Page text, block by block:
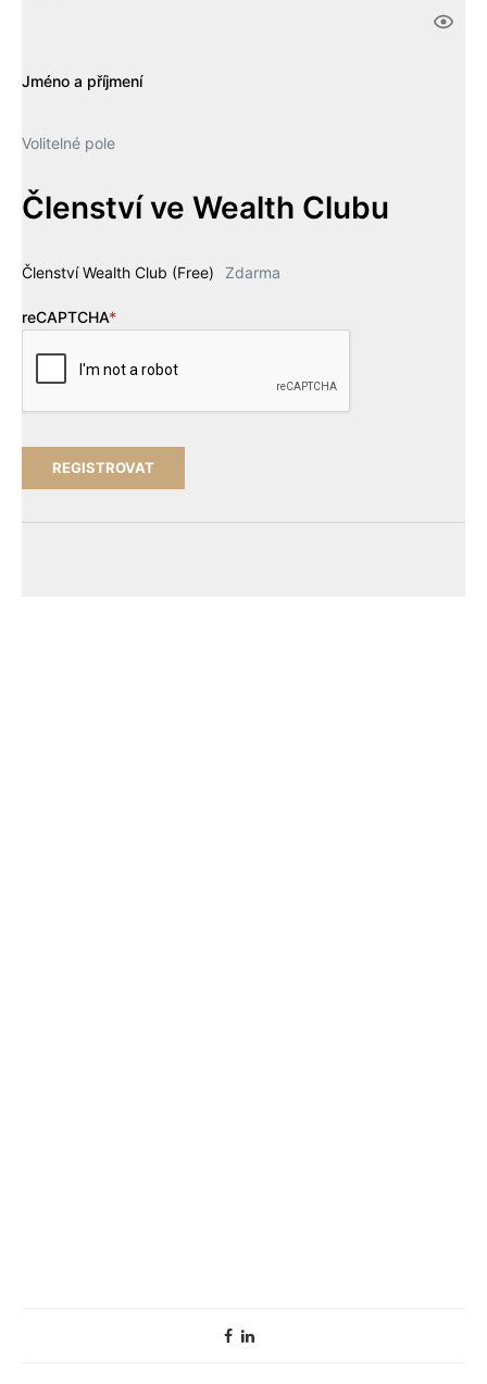
Jméno a příjmení
Volitelné pole
Členství ve Wealth Clubu
Členství Wealth Club (Free) Zdarma
reCAPTCHA*